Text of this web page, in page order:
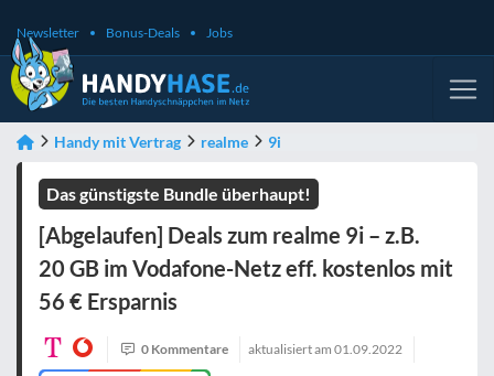
Newsletter Bonus-Deals Jobs
Handy mit Vertrag realme 9i
Das günstigste Bundle überhaupt!
[Abgelaufen] Deals zum realme 9i – z.B.
20 GB im Vodafone-Netz eff. kostenlos mit
56 € Ersparnis
0 Kommentare aktualisiert am01.09.2022